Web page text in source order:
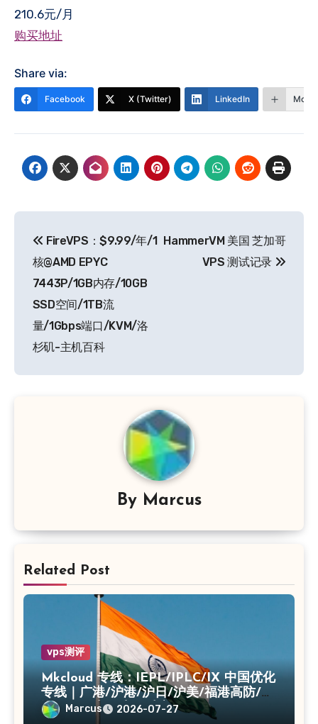
210.6元/月
购买地址
Share via:
Facebook X (Twitter) LinkedIn More
章
导
航
FireVPS：$9.99/年/1
核@AMD EPYC
7443P/1GB内存/10GB
SSD空间/1TB流
量/1Gbps端口/KVM/洛
杉矶-主机百科
HammerVM 美国 芝加哥
VPS 测试记录
By Marcus
Related Post
vps测评
Mkcloud 专线：IEPL/IPLC/IX 中国优化
专线｜广港/沪港/沪日/沪美/福港高防/上
海CN2｜入口出口独享IP
Marcus 2026-07-27